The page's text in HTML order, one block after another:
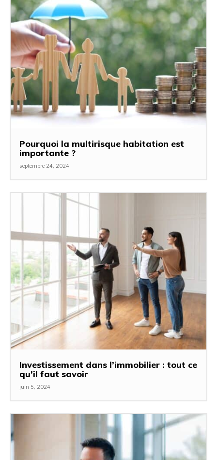
Pourquoi la multirisque habitation est
importante ?
septembre 24, 2024
Investissement dans l’immobilier : tout ce
qu’il faut savoir
juin 5, 2024